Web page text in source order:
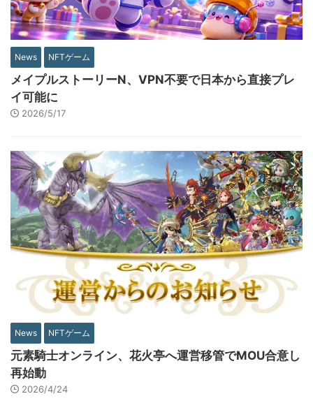
News NFTゲーム
メイプルストーリーN、VPN不要で日本から直接プレ
イ可能に
2026/5/17
News NFTゲーム
元素騎士オンライン、花火亭へ運営移管でMOU合意し
再始動
2026/4/24